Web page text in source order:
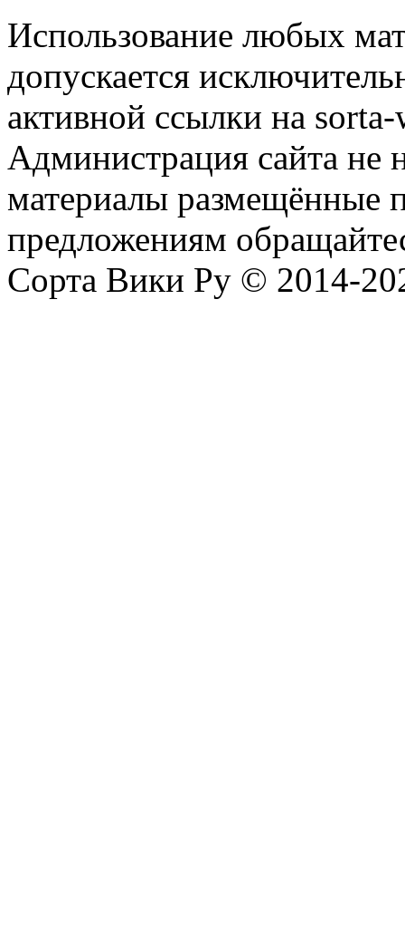
Использование любых
допускается
активной ссылки на
Администрация сайта не
материалы размещённые
предложениям
Сорта Вики Ру © 2014-